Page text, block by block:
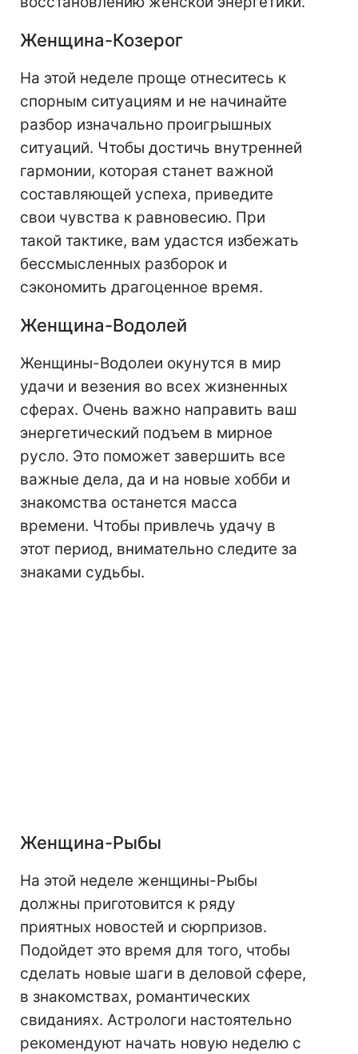
Женщина-Козерог
На этой неделе проще отнеситесь к
спорным ситуациям и не начинайте
разбор изначально проигрышных
ситуаций. Чтобы достичь внутренней
гармонии, которая станет важной
составляющей успеха, приведите
свои чувства к равновесию. При
такой тактике, вам удастся избежать
бессмысленных разборок и
сэкономить драгоценное время.
Женщина-Водолей
Женщины-Водолеи окунутся в мир
удачи и везения во всех жизненных
сферах. Очень важно направить ваш
энергетический подъем в мирное
русло. Это поможет завершить все
важные дела, да и на новые хобби и
знакомства останется масса
времени. Чтобы привлечь удачу в
этот период, внимательно следите за
знаками судьбы.
Женщина-Рыбы
На этой неделе женщины-Рыбы
должны приготовится к ряду
приятных новостей и сюрпризов.
Подойдет это время для того, чтобы
сделать новые шаги в деловой сфере,
в знакомствах, романтических
свиданиях. Астрологи настоятельно
рекомендуют начать новую неделю с